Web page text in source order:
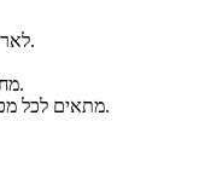
*לאריזת קופסאות ללא חשש לקרעים בזמן מעבר.
*מחזיק בחוזקה לאחר המריחה ואינו נופל בקלות.
*מתאים לכל מכשירי הקלטת ואקדחי הקלטת הסטנדרטיים.